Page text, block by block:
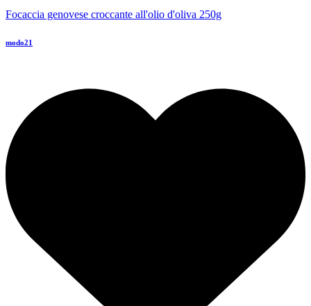
Focaccia genovese croccante all'olio d'oliva 250g
modo21